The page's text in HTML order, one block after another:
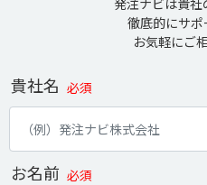
徹底的にサポ
お気軽にご
貴社名 必須
お名前 必須